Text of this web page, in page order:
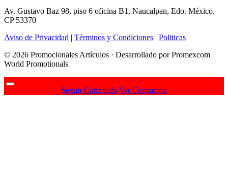
Av. Gustavo Baz 98, piso 6 oficina B1, Naucalpan, Edo. México.
CP 53370
Aviso de Privacidad | Términos y Condiciones | Politicas
© 2026 Promocionales Artículos · Desarrollado por Promexcom
World Promotionals
Seguir Cotizando Ver Cotización